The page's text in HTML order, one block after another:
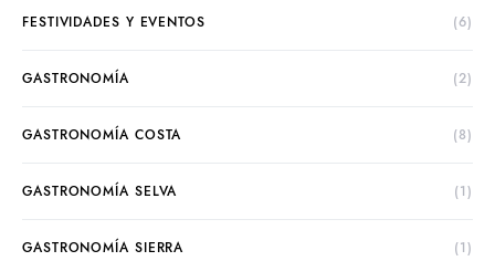
FESTIVIDADES Y EVENTOS (6)
GASTRONOMÍA (2)
GASTRONOMÍA COSTA (8)
GASTRONOMÍA SELVA (1)
GASTRONOMÍA SIERRA (1)